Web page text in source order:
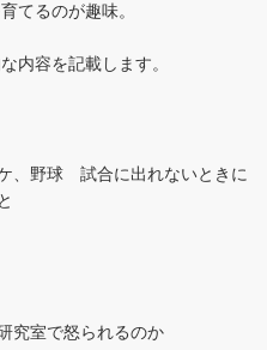
てるのが趣味。
内容を記載します。
、野球 試合に出れないときに
究室で怒られるのか